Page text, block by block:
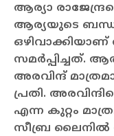
ആര്യാ
ആര്യയുടെ
സമര്‍പ്പിച്ചത്.
അരവിന്ദ്
പ്രതി.
എന്ന കുറ്റം
സീബ്ര ലൈനില്‍